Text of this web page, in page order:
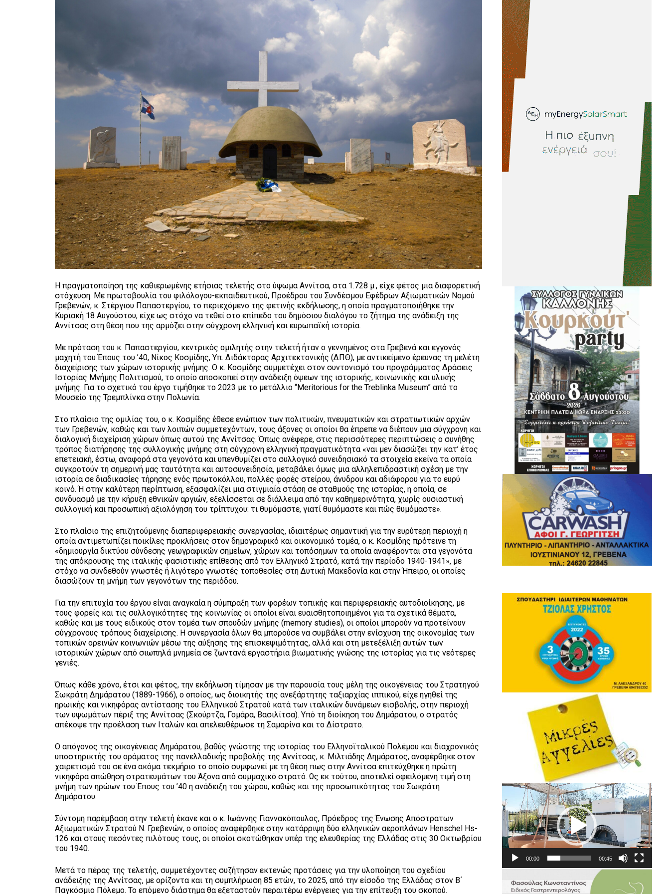
Η πραγματοποίηση της καθιερωμένης ετήσιας τελετής στο ύψωμα Αννίτσα, στα 1.728 μ., είχε φέτος μια διαφορετική
στόχευση. Με πρωτοβουλία του φιλόλογου-εκπαιδευτικού, Προέδρου του Συνδέσμου Εφέδρων Αξιωματικών Νομού
Γρεβενών, κ. Στέργιου Παπαστεργίου, το περιεχόμενο της φετινής εκδήλωσης, η οποία πραγματοποιήθηκε την
Κυριακή 18 Αυγούστου, είχε ως στόχο να τεθεί στο επίπεδο του δημόσιου διαλόγου το ζήτημα της ανάδειξη της
Αννίτσας στη θέση που της αρμόζει στην σύγχρονη ελληνική και ευρωπαϊκή ιστορία.
Με πρόταση του κ. Παπαστεργίου, κεντρικός ομιλητής στην τελετή ήταν ο γεννημένος στα Γρεβενά και εγγονός
μαχητή του Έπους του ’40, Νίκος Κοσμίδης, Υπ. Διδάκτορας Αρχιτεκτονικής (ΔΠΘ), με αντικείμενο έρευνας τη μελέτη
διαχείρισης των χώρων ιστορικής μνήμης. Ο κ. Κοσμίδης συμμετέχει στον συντονισμό του προγράμματος Δράσεις
Ιστορίας Μνήμης Πολιτισμού, το οποίο αποσκοπεί στην ανάδειξη όψεων της ιστορικής, κοινωνικής και υλικής
μνήμης. Για το σχετικό του έργο τιμήθηκε το 2023 με το μετάλλιο “Meritorious for the Treblinka Museum” από το
Μουσείο της Τρεμπλίνκα στην Πολωνία.
Στο πλαίσιο της ομιλίας του, ο κ. Κοσμίδης έθεσε ενώπιον των πολιτικών, πνευματικών και στρατιωτικών αρχών
των Γρεβενών, καθώς και των λοιπών συμμετεχόντων, τους άξονες οι οποίοι θα έπρεπε να διέπουν μια σύγχρονη και
διαλογική διαχείριση χώρων όπως αυτού της Αννίτσας. Όπως ανέφερε, στις περισσότερες περιπτώσεις ο συνήθης
τρόπος διατήρησης της συλλογικής μνήμης στη σύγχρονη ελληνική πραγματικότητα «ναι μεν διασώζει την κατ’ έτος
επετειακή, έστω, αναφορά στα γεγονότα και υπενθυμίζει στο συλλογικό συνειδησιακό τα στοιχεία εκείνα τα οποία
συγκροτούν τη σημερινή μας ταυτότητα και αυτοσυνειδησία, μεταβάλει όμως μια αλληλεπιδραστική σχέση με την
ιστορία σε διαδικασίες τήρησης ενός πρωτοκόλλου, πολλές φορές στείρου, άνυδρου και αδιάφορου για το ευρύ
κοινό. Ή στην καλύτερη περίπτωση, εξασφαλίζει μια στιγμιαία στάση σε σταθμούς της ιστορίας, η οποία, σε
συνδυασμό με την κήρυξη εθνικών αργιών, εξελίσσεται σε διάλλειμα από την καθημερινότητα, χωρίς ουσιαστική
συλλογική και προσωπική αξιολόγηση του τρίπτυχου: τι θυμόμαστε, γιατί θυμόμαστε και πώς θυμόμαστε».
Στο πλαίσιο της επιζητούμενης διαπεριφερειακής συνεργασίας, ιδιαιτέρως σημαντική για την ευρύτερη περιοχή η
οποία αντιμετωπίζει ποικίλες προκλήσεις στον δημογραφικό και οικονομικό τομέα, ο κ. Κοσμίδης πρότεινε τη
«δημιουργία δικτύου σύνδεσης γεωγραφικών σημείων, χώρων και τοπόσημων τα οποία αναφέρονται στα γεγονότα
της απόκρουσης της ιταλικής φασιστικής επίθεσης από τον Ελληνικό Στρατό, κατά την περίοδο 1940-1941», με
στόχο να συνδεθούν γνωστές ή λιγότερο γνωστές τοποθεσίες στη Δυτική Μακεδονία και στην Ήπειρο, οι οποίες
διασώζουν τη μνήμη των γεγονότων της περιόδου.
Για την επιτυχία του έργου είναι αναγκαία η σύμπραξη των φορέων τοπικής και περιφερειακής αυτοδιοίκησης, με
τους φορείς και τις συλλογικότητες της κοινωνίας οι οποίοι είναι ευαισθητοποιημένοι για τα σχετικά θέματα,
καθώς και με τους ειδικούς στον τομέα των σπουδών μνήμης (memory studies), οι οποίοι μπορούν να προτείνουν
σύγχρονους τρόπους διαχείρισης. Η συνεργασία όλων θα μπορούσε να συμβάλει στην ενίσχυση της οικονομίας των
τοπικών ορεινών κοινωνιών μέσω της αύξησης της επισκεψιμότητας, αλλά και στη μετεξέλιξη αυτών των
ιστορικών χώρων από σιωπηλά μνημεία σε ζωντανά εργαστήρια βιωματικής γνώσης της ιστορίας για τις νεότερες
γενιές.
Όπως κάθε χρόνο, έτσι και φέτος, την εκδήλωση τίμησαν με την παρουσία τους μέλη της οικογένειας του Στρατηγού
Σωκράτη Δημάρατου (1889-1966), ο οποίος, ως διοικητής της ανεξάρτητης ταξιαρχίας ιππικού, είχε ηγηθεί της
ηρωικής και νικηφόρας αντίστασης του Ελληνικού Στρατού κατά των ιταλικών δυνάμεων εισβολής, στην περιοχή
των υψωμάτων πέριξ της Αννίτσας (Σκούρτζα, Γομάρα, Βασιλίτσα). Υπό τη διοίκηση του Δημάρατου, ο στρατός
απέκοψε την προέλαση των Ιταλών και απελευθέρωσε τη Σαμαρίνα και το Δίστρατο.
Ο απόγονος της οικογένειας Δημάρατου, βαθύς γνώστης της ιστορίας του Ελληνοϊταλικού Πολέμου και διαχρονικός
υποστηρικτής του οράματος της πανελλαδικής προβολής της Αννίτσας, κ. Μιλτιάδης Δημάρατος, αναφέρθηκε στον
χαιρετισμό του σε ένα ακόμα τεκμήριο το οποίο συμφωνεί με τη θέση πως στην Αννίτσα επιτεύχθηκε η πρώτη
νικηφόρα απώθηση στρατευμάτων του Άξονα από συμμαχικό στρατό. Ως εκ τούτου, αποτελεί οφειλόμενη τιμή στη
μνήμη των ηρώων του Έπους του ’40 η ανάδειξη του χώρου, καθώς και της προσωπικότητας του Σωκράτη
Δημάρατου.
Σύντομη παρέμβαση στην τελετή έκανε και ο κ. Ιωάννης Γιαννακόπουλος, Πρόεδρος της Ένωσης Απόστρατων
Αξιωματικών Στρατού Ν. Γρεβενών, ο οποίος αναφέρθηκε στην κατάρριψη δύο ελληνικών αεροπλάνων Henschel Hs-
126 και στους πεσόντες πιλότους τους, οι οποίοι σκοτώθηκαν υπέρ της ελευθερίας της Ελλάδας στις 30 Οκτωβρίου
του 1940.
Μετά το πέρας της τελετής, συμμετέχοντες συζήτησαν εκτενώς προτάσεις για την υλοποίηση του σχεδίου
ανάδειξης της Αννίτσας, με ορίζοντα και τη συμπλήρωση 85 ετών, το 2025, από την είσοδο της Ελλάδας στον Β΄
Παγκόσμιο Πόλεμο. Το επόμενο διάστημα θα εξεταστούν περαιτέρω ενέργειες για την επίτευξη του σκοπού.
Πρόγραμμα
Αναπαραγωγής
Βίντεο
00:00 00:45